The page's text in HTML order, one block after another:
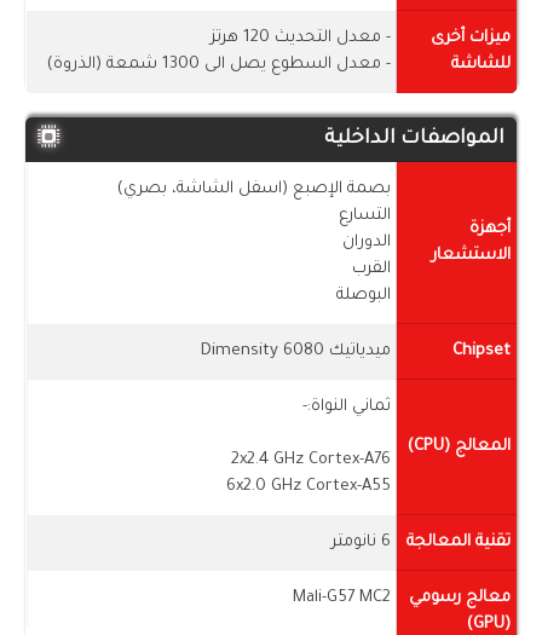
ميزات أخرى
للشاشة
- معدل التحديث 120 هرتز
- معدل السطوع يصل الى 1300 شمعة (الذروة)
المواصفات الداخلية
أجهزة
الاستشعار
بصمة الإصبع (اسفل الشاشة، بصري)
التسارع
الدوران
القرب
البوصلة
Chipset ميدياتيك Dimensity 6080
المعالج (CPU)
ثماني النواة:-
2x2.4 GHz Cortex-A76
6x2.0 GHz Cortex-A55
تقنية المعالجة 6 نانومتر
معالج رسومي
(GPU)
Mali-G57 MC2